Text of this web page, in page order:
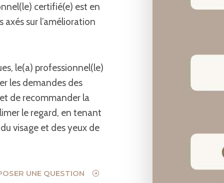
certifié(e) est en
axés sur l’amélioration
le(a) professionnel(le)
les demandes des
de recommander la
le regard, en tenant
visage et des yeux de
UNE QUESTION